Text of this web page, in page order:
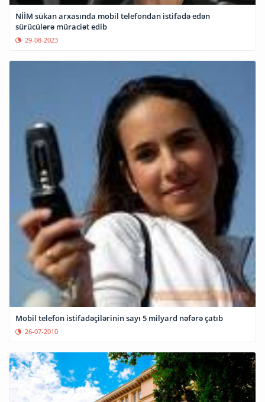
NİİM sükan arxasında mobil telefondan istifadə edən
sürücülərə müraciət edib
29-08-2023
Mobil telefon istifadəçilərinin sayı 5 milyard nəfərə çatıb
26-07-2010